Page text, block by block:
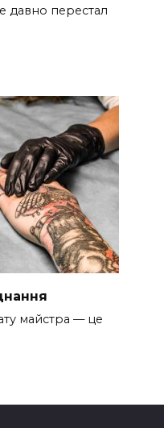
давно перестал
майстра — це